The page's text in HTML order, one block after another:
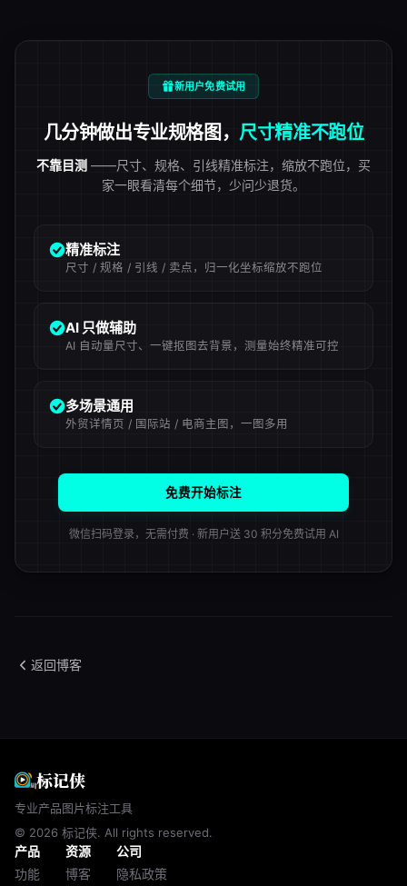
新用户免费试用
几分钟做出专业规格图，尺寸精准不跑位
不靠目测 ——尺寸、规格、引线精准标注，缩放不跑位，买
家一眼看清每个细节，少问少退货。
精准标注
尺寸 / 规格 / 引线 / 卖点，归一化坐标缩放不跑位
AI 只做辅助
AI 自动量尺寸、一键抠图去背景，测量始终精准可控
多场景通用
外贸详情页 / 国际站 / 电商主图，一图多用
免费开始标注
微信扫码登录，无需付费 · 新用户送 30 积分免费试用 AI
返回博客
标记侠
专业产品图片标注工具
© 2026 标记侠. All rights reserved.
产品
功能
资源
博客
公司
隐私政策